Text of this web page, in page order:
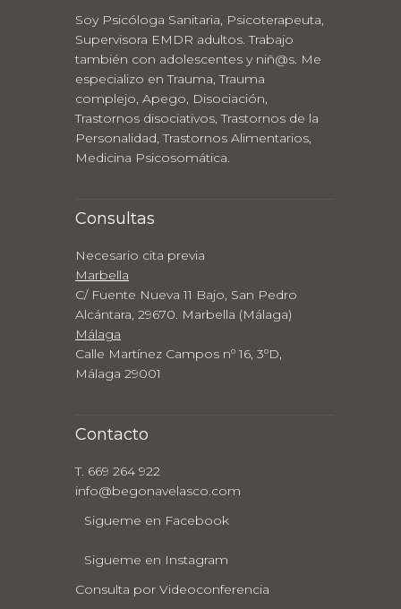
Soy Psicóloga Sanitaria, Psicoterapeuta,
Supervisora EMDR adultos. Trabajo
también con adolescentes y niñ@s. Me
especializo en Trauma, Trauma
complejo, Apego, Disociación,
Trastornos disociativos, Trastornos de la
Personalidad, Trastornos Alimentarios,
Medicina Psicosomática.
Consultas
Necesario cita previa
Marbella
C/ Fuente Nueva 11 Bajo, San Pedro
Alcántara, 29670. Marbella (Málaga)
Málaga
Calle Martínez Campos nº 16, 3ºD,
Málaga 29001
Contacto
T. 669 264 922
info@begonavelasco.com
Sigueme en Facebook
Sigueme en Instagram
Consulta por Videoconferencia